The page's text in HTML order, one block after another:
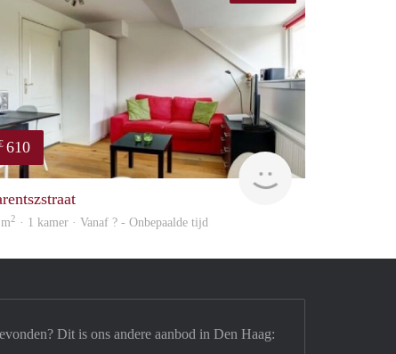
610
2 · 1 kamer · Vanaf ? - Onbepaalde tijd
Dit is ons andere aanbod in Den Haag: